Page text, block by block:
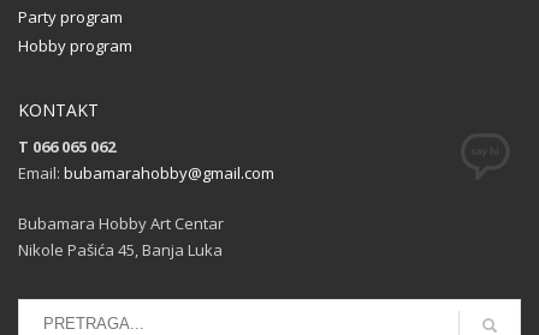
Party program
Hobby program
KONTAKT
T 066 065 062
Email: bubamarahobby@gmail.com
Bubamara Hobby Art Centar
Nikole Pašića 45, Banja Luka